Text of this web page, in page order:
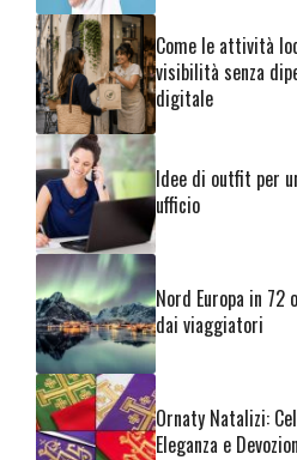
Come le attività
visibilità senza
digitale
Idee di outfit per
ufficio
Nord Europa in
dai viaggiatori
Ornaty Natalizi:
Eleganza e